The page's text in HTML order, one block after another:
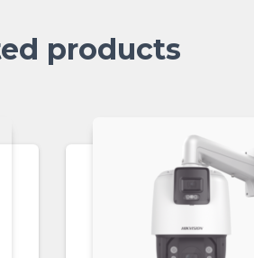
products